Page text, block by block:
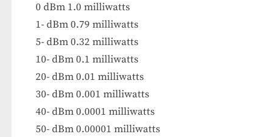
0 dBm 1.0 milliwatts
1- dBm 0.79 milliwatts
5- dBm 0.32 milliwatts
10- dBm 0.1 milliwatts
20- dBm 0.01 milliwatts
30- dBm 0.001 milliwatts
40- dBm 0.0001 milliwatts
50- dBm 0.00001 milliwatts